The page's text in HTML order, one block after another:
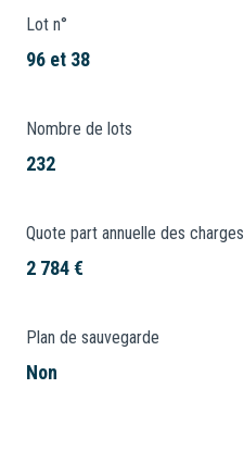
Lot n°
96 et 38
Nombre de lots
232
Quote part annuelle des charges
2 784 €
Plan de sauvegarde
Non